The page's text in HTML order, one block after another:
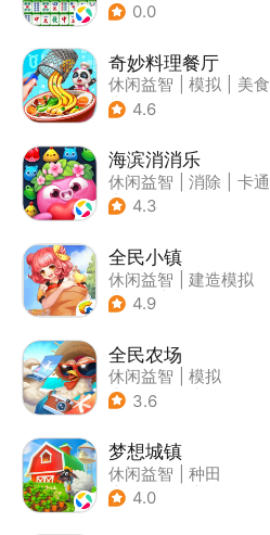
0.0
奇妙料理餐厅
休闲益智 模拟
美食
| 宝宝巴士
4.6
海滨消消乐
休闲益智 消除
卡通
| 乐元素
4.3
全民小镇
休闲益智
建造模拟
| 卡通
4.9
全民农场
休闲益智
模拟
| 田园生活
3.6
梦想城镇
休闲益智
种田
| 田园生活
4.0